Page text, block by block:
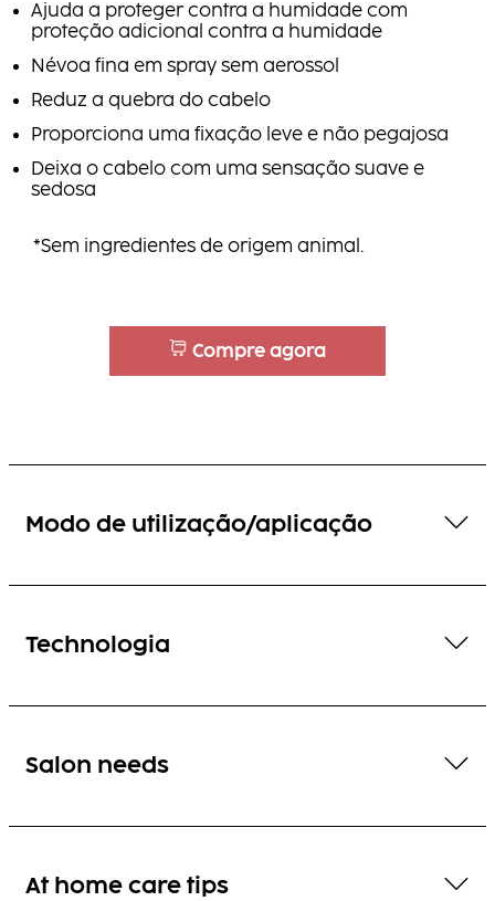
Ajuda a proteger contra a humidade com
proteção adicional contra a humidade
Névoa fina em spray sem aerossol
Reduz a quebra do cabelo
Proporciona uma fixação leve e não pegajosa
Deixa o cabelo com uma sensação suave e
sedosa
*Sem ingredientes de origem animal.
Compre agora
Modo de utilização/aplicação
Technologia
Salon needs
At home care tips